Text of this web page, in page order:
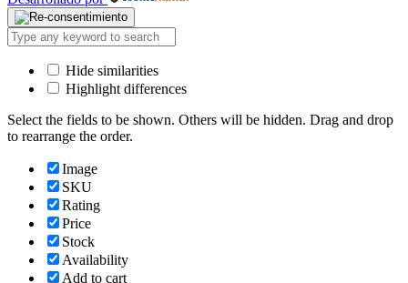
Hide similarities
Highlight differences
Select the fields to be shown. Others will be hidden. Drag and drop
to rearrange the order.
Image
SKU
Rating
Price
Stock
Availability
Add to cart